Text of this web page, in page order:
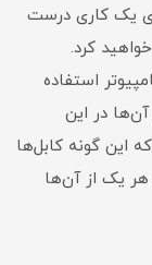
یک کاری درست
کرد.
استفاده
در این
این گونه کابل‌ها
هر یک از آن‌ها